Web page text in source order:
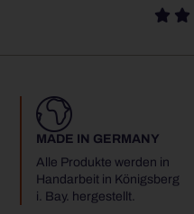
 
MADE IN GERMANY
Alle Produkte werden in
Handarbeit in Königsberg
i. Bay. hergestellt.